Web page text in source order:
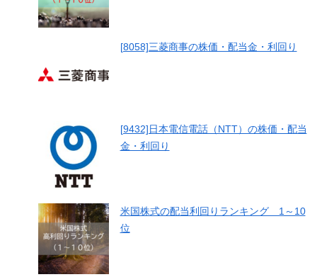
[8058]三菱商事の株価・配当金・利回り
[9432]日本電信電話（NTT）の株価・配当
金・利回り
米国株式の配当利回りランキング 1～10
位